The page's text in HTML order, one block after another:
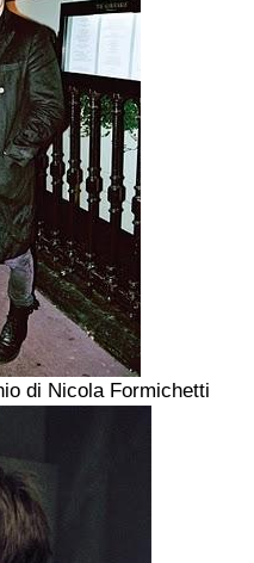
di Nicola Formichetti